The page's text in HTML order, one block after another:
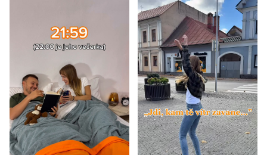
Matrace 110x190
Matrace 110x200
Matrace 120x180
Matrace 120x190
Matrace 130x190
Matrace 130x200
Matrace 140x180
Matrace 140x190
Matrace 150x190